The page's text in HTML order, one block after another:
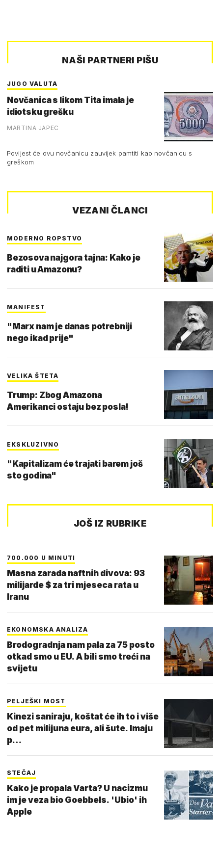
NAŠI PARTNERI PIŠU
JUGO VALUTA
Novčanica s likom Tita imala je
idiotsku grešku
MARTINA JAPEC
Povijest će ovu novčanicu zauvijek pamtiti kao novčanicu s
greškom
VEZANI ČLANCI
MODERNO ROPSTVO
Bezosova najgora tajna: Kako je
raditi u Amazonu?
MANIFEST
"Marx nam je danas potrebniji
nego ikad prije"
VELIKA ŠTETA
Trump: Zbog Amazona
Amerikanci ostaju bez posla!
EKSKLUZIVNO
"Kapitalizam će trajati barem još
sto godina"
JOŠ IZ RUBRIKE
700.000 U MINUTI
Masna zarada naftnih divova: 93
milijarde $ za tri mjeseca rata u
Iranu
EKONOMSKA ANALIZA
Brodogradnja nam pala za 75 posto
otkad smo u EU. A bili smo treći na
svijetu
PELJEŠKI MOST
Kinezi saniraju, koštat će ih to i više
od pet milijuna eura, ali šute. Imaju
p…
STEČAJ
Kako je propala Varta? U nacizmu
im je veza bio Goebbels. 'Ubio' ih
Apple